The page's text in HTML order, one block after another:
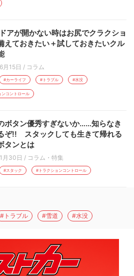
アが開かない時はお尻でクラクショ
えておきたい＋試しておきたいクル
月15日 / コラム
#カーライフ #トラブル #水没
ンコントロール
ボタン優秀すぎないか……知らなき
ぞ!! スタックしても生きて帰れる
タンとは
月30日 / コラム・特集
#スタック #トラクションコントロール
#トラブル #雪道 #水没